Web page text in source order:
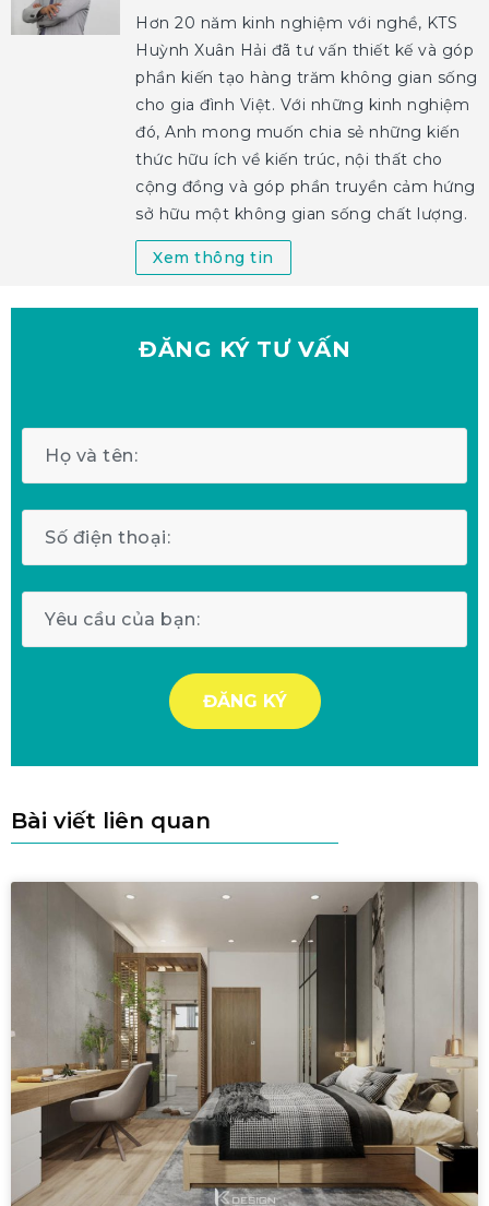
Hơn 20 năm kinh nghiệm với nghề, KTS
Huỳnh Xuân Hải đã tư vấn thiết kế và góp
phần kiến tạo hàng trăm không gian sống
cho gia đình Việt. Với những kinh nghiệm
đó, Anh mong muốn chia sẻ những kiến
thức hữu ích về kiến trúc, nội thất cho
cộng đồng và góp phần truyền cảm hứng
sở hữu một không gian sống chất lượng.
Xem thông tin
ĐĂNG KÝ TƯ VẤN
Bài viết liên quan